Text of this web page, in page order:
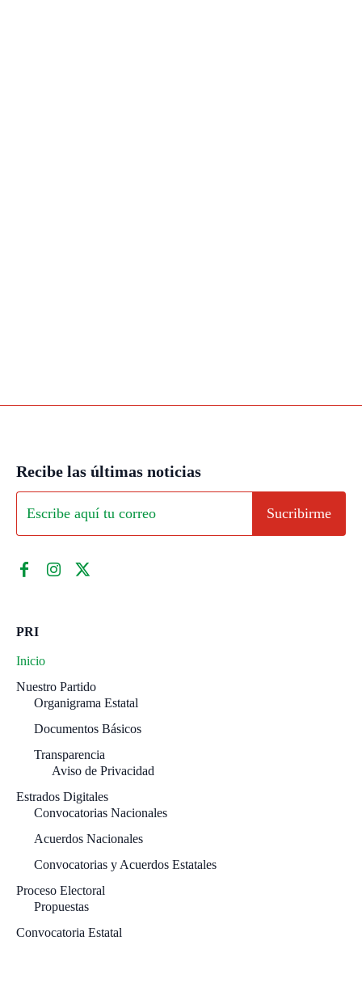
Recibe las últimas noticias
Sucribirme
PRI
Inicio
Nuestro Partido
Organigrama Estatal
Documentos Básicos
Transparencia
Aviso de Privacidad
Estrados Digitales
Convocatorias Nacionales
Acuerdos Nacionales
Convocatorias y Acuerdos Estatales
Proceso Electoral
Propuestas
Convocatoria Estatal